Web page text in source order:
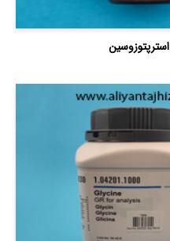
استرپتوزوسین